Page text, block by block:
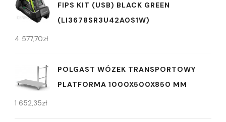
FIPS KIT (USB) BLACK GREEN
(LI3678SR3U42A0S1W)
4 577,70zł
POLGAST WÓZEK TRANSPORTOWY
PLATFORMA 1000X500X850 MM
1 652,35zł